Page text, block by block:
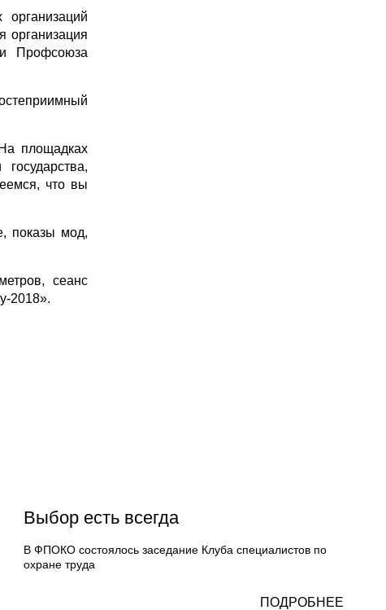
организация
Профсоюза
площадках
что вы
показы мод,
сеанс
2018».
Выбор есть всегда
В ФПОКО состоялось заседание Клуба специалистов по
охране труда
ПОДРОБНЕЕ